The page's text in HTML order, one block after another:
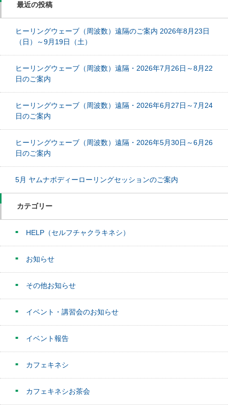
最近の投稿
ヒーリングウェーブ（周波数）遠隔のご案内 2026年8月23日
（日）～9月19日（土）
ヒーリングウェーブ（周波数）遠隔・2026年7月26日～8月22
日のご案内
ヒーリングウェーブ（周波数）遠隔・2026年6月27日～7月24
日のご案内
ヒーリングウェーブ（周波数）遠隔・2026年5月30日～6月26
日のご案内
5月 ヤムナボディーローリングセッションのご案内
カテゴリー
HELP（セルフチャクラキネシ）
お知らせ
その他お知らせ
イベント・講習会のお知らせ
イベント報告
カフェキネシ
カフェキネシお茶会